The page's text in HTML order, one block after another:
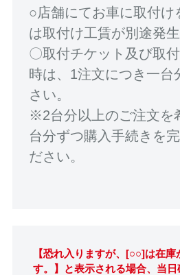
○店舗にてお車に取付け
は取付け工賃が別途発生
〇取付チケット及び取
時は、1注文につき一台
さい。
※2台分以上のご注文を
台分ずつ購入手続きを
ださい。
【恐れ入りますが、[○○]は在庫
す。】と表示される場合、当